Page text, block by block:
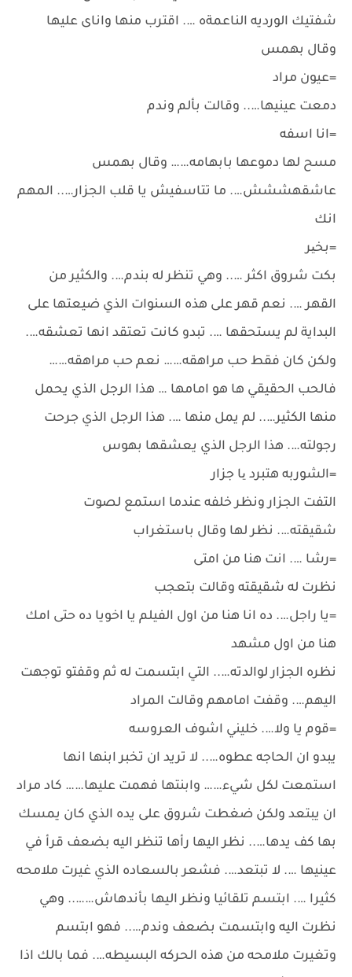
شفتيك الورديه الناعمةه …. اقترب منها واناى عليها
وقال بهمس
=عيون مراد
دمعت عينيها….. وقالت بألم وندم
=انا اسفه
مسح لها دموعها بابهامه…… وقال بهمس
عاشقهششش…. ما تتاسفيش يا قلب الجزار….. المهم
انك
=بخیر
بكت شروق اكثر ….. وهي تنظر له بندم…. والكثير من
القهر …. نعم قهر على هذه السنوات الذي ضيعتها على
البداية لم يستحقها …. تبدو كانت تعتقد انها تعشقه….
ولكن كان فقط حب مراهقه…… نعم حب مراهقه……
فالحب الحقيقي ها هو امامها … هذا الرجل الذي يحمل
منها الكثير….. لم يمل منها …. هذا الرجل الذي جرحت
رجولته…. هذا الرجل الذي يعشقها بهوس
=الشوربه هتبرد یا جزار
التفت الجزار ونظر خلفه عندما استمع لصوت
شقيقته…. نظر لها وقال باستغراب
=رشا …. انت هنا من امتى
نظرت له شقيقته وقالت بتعجب
=يا راجل…. ده انا هنا من اول الفيلم يا اخويا ده حتى امك
هنا من اول مشهد
نظره الجزار لوالدته….. التي ابتسمت له ثم وقفتو توجهت
اليهم…. وقفت امامهم وقالت المراد
=قوم يا ولا…. خليني اشوف العروسه
يبدو ان الحاجه عطوه….. لا تريد ان تخبر ابنها انها
استمعت لكل شيء…… وابنتها فهمت عليها…… كاد مراد
ان يبتعد ولكن ضغطت شروق على يده الذي كان يمسك
بها كف يدها….. نظر اليها رأها تنظر اليه بضعف قرأ في
عينيها …. لا تبتعد…. فشعر بالسعاده الذي غيرت ملامحه
كثيرا …. ابتسم تلقائيا ونظر اليها بأندهاش…….. وهي
نظرت اليه وابتسمت بضعف وندم….. فهو ابتسم
وتغيرت ملامحه من هذه الحركه البسيطه…. فما بالك اذا